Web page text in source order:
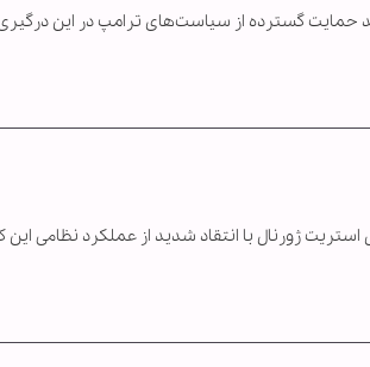
حمایت گسترده از سیاست‌های ترامپ در این
ژورنال با انتقاد شدید از عملکرد نظامی این